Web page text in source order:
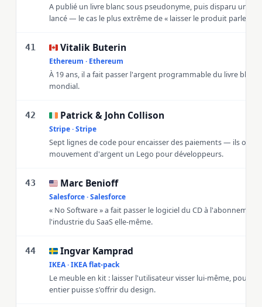
A publié un livre blanc sous pseudonyme, puis disparu une
lancé — le cas le plus extrême de « laisser le produit parler ».
41 🇨🇦Vitalik Buterin
Ethereum · Ethereum
À 19 ans, il a fait passer l'argent programmable du livre
mondial.
42 🇮🇪Patrick & John Collison
Stripe · Stripe
Sept lignes de code pour encaisser des paiements — ils ont
mouvement d'argent un Lego pour développeurs.
43 🇺🇸Marc Benioff
Salesforce · Salesforce
« No Software » a fait passer le logiciel du CD à
l'industrie du SaaS elle-même.
44 🇸🇪Ingvar Kamprad
IKEA · IKEA flat-pack
Le meuble en kit : laisser l'utilisateur visser lui-même, pour
entier puisse s'offrir du design.